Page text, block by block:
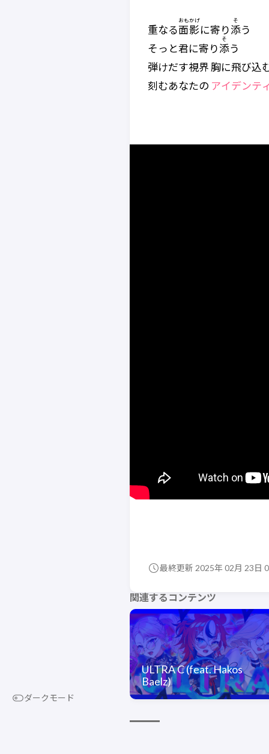
ダークモード
重なる面影
おもかげ
に寄り添
そ
う
そっと君に寄り添
そ
う
弾けだす視界 胸に飛び込
刻むあなたの アイデンテ
最終更新 2025年 02月 23日
関連するコンテンツ
ULTRA C (feat. Hakos
Baelz)